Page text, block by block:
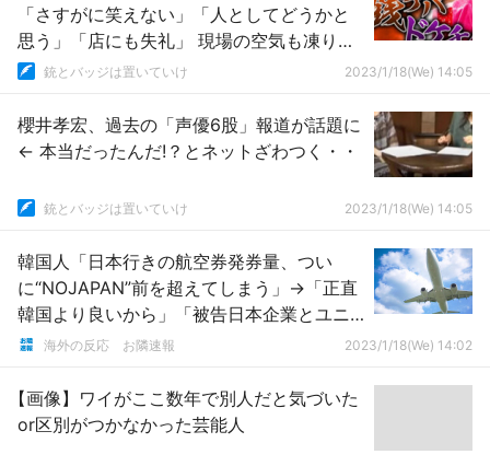
「さすがに笑えない」「人としてどうかと
思う」「店にも失礼」 現場の空気も凍り付
き…銃とバッジは置いていけ 2023/1/18(We) 14:05
櫻井孝宏、過去の「声優6股」報道が話題に
← 本当だったんだ!？とネットざわつく・・
銃とバッジは置いていけ 2023/1/18(We) 14:05
韓国人「日本行きの航空券発券量、つい
に“NOJAPAN”前を超えてしまう」→「正直
韓国より良いから」「被告日本企業とユニ
クロにさえ勝てればいいから他のことは特
海外の反応 お隣速報 2023/1/18(We) 14:02
【画像】ワイがここ数年で別人だと気づいた
or区別がつかなかった芸能人